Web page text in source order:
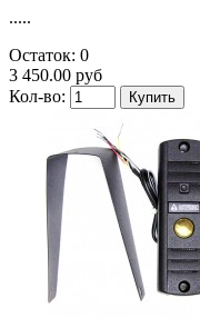
.....
Остаток: 0
3 450.00 руб
Кол-во: